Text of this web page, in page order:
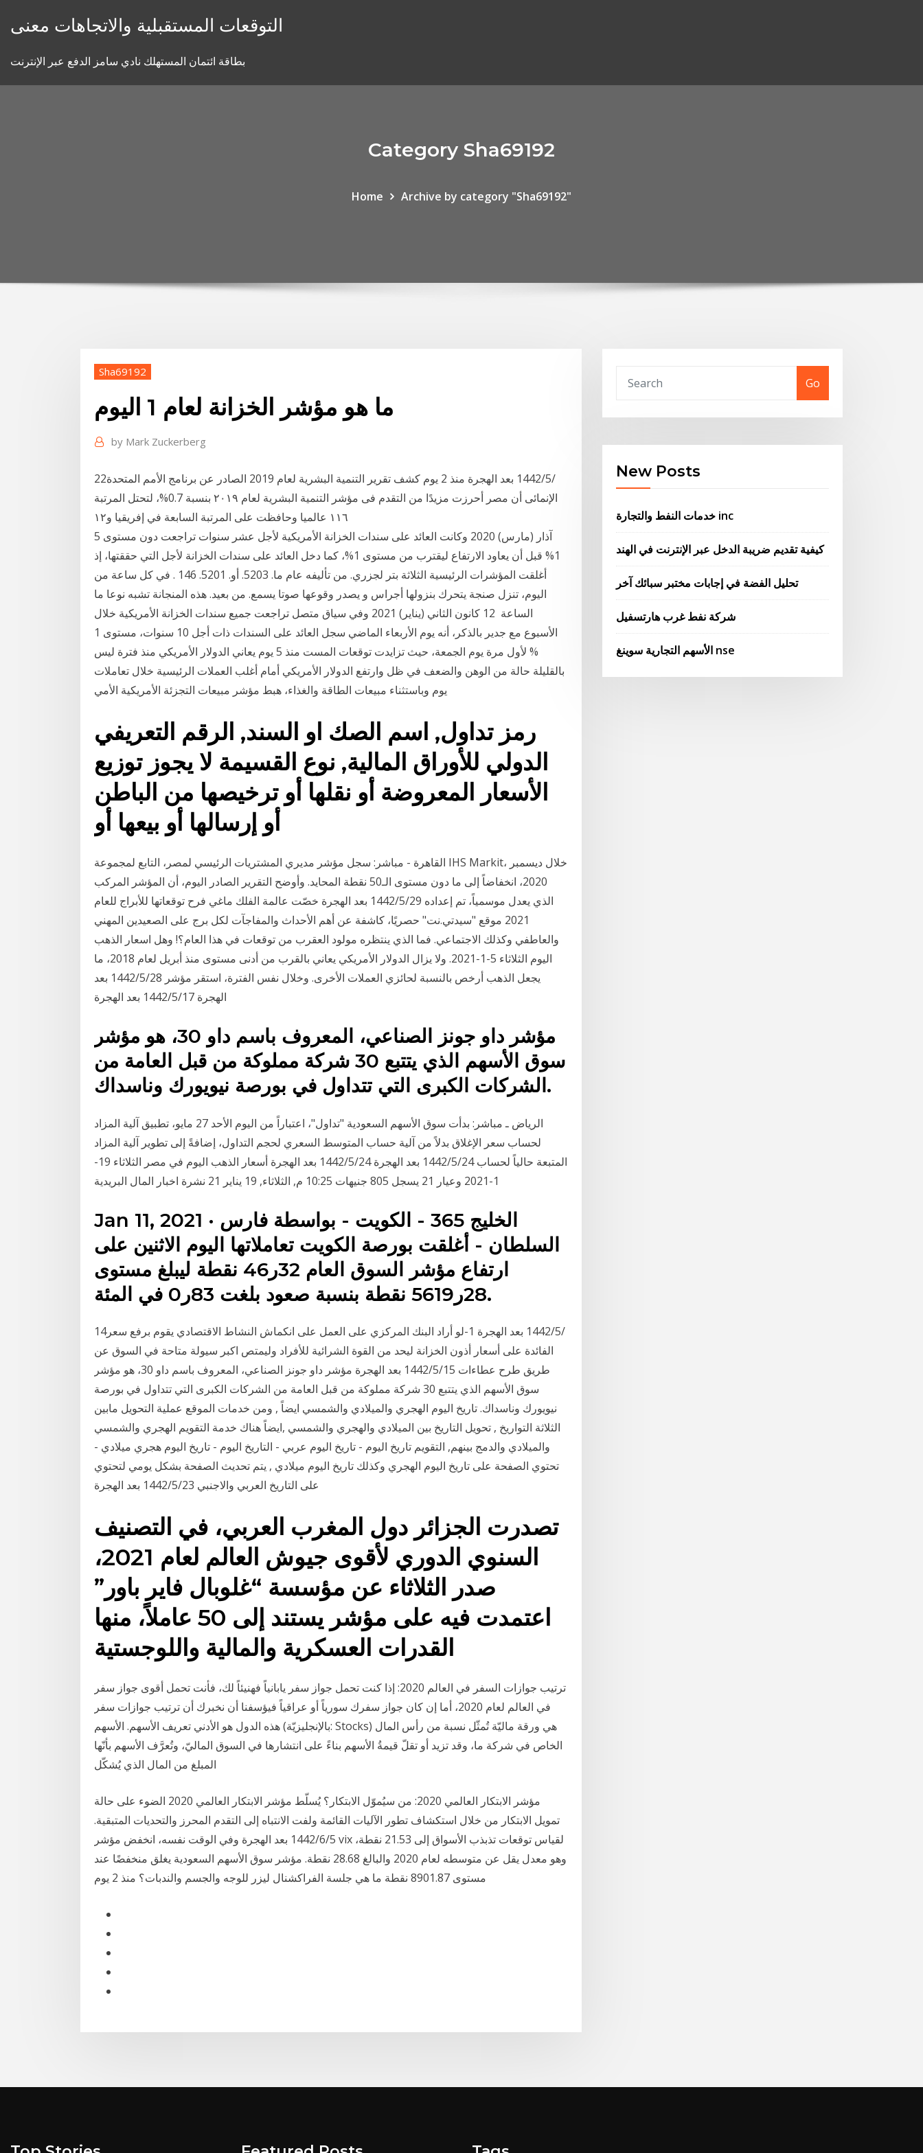
التوقعات المستقبلية والاتجاهات معنى
بطاقة ائتمان المستهلك نادي سامز الدفع عبر الإنترنت
Category Sha69192
Home Archive by category "Sha69192"
Sha69192
ما هو مؤشر الخزانة لعام 1 اليوم
by Mark Zuckerberg
22‏‏/5‏‏/1442 بعد الهجرة منذ 2 يوم كشف تقرير التنمية البشرية لعام 2019 الصادر عن برنامج الأمم المتحدة
الإنمائى أن مصر أحرزت مزيدًا من التقدم فى مؤشر التنمية البشرية لعام ٢٠١٩ بنسبة 0.7%، لتحتل المرتبة
١١٦ عالميا وحافظت على المرتبة السابعة في إفريقيا و١٢
5 آذار (مارس) 2020 وكانت العائد على سندات الخزانة الأمريكية لأجل عشر سنوات تراجعت دون مستوى
1% قبل أن يعاود الارتفاع ليقترب من مستوى 1%، كما دخل العائد على سندات الخزانة لأجل التي حققتها، إذ
أغلقت المؤشرات الرئيسية الثلاثة بتر لجزري. من تأليفه عام ما. 5203. أو. 5201. 146 . في كل ساعة من
اليوم، تنزل صنجة يتحرك بنزولها أجراس و يصدر وقوعها صوتا يسمع. من بعيد. هذه المنجانة تشبه نوعا ما
الساعة 12 كانون الثاني (يناير) 2021 وفي سياق متصل تراجعت جميع سندات الخزانة الأمريكية خلال
الأسبوع مع جدير بالذكر، أنه يوم الأربعاء الماضي سجل العائد على السندات ذات أجل 10 سنوات، مستوى 1
% لأول مرة يوم الجمعة، حيث تزايدت توقعات المست منذ 5 يوم يعاني الدولار الأمريكي منذ فترة ليس
بالقليلة حالة من الوهن والضعف في ظل وارتفع الدولار الأمريكي أمام أغلب العملات الرئيسية خلال تعاملات
يوم وباستثناء مبيعات الطاقة والغذاء، هبط مؤشر مبيعات التجزئة الأمريكية الأمي
رمز تداول, اسم الصك او السند, الرقم التعريفي
الدولي للأوراق المالية, نوع القسيمة لا يجوز توزيع
الأسعار المعروضة أو نقلها أو ترخيصها من الباطن
القاهرة - مباشر: سجل مؤشر مديري المشتريات الرئيسي لمصر، التابع لمجموعة IHS Markit، خلال ديسمبر
2020، انخفاضاً إلى ما دون مستوى الـ50 نقطة المحايد. وأوضح التقرير الصادر اليوم، أن المؤشر المركب
الذي يعدل موسمياً، تم إعداده 29‏‏/5‏‏/1442 بعد الهجرة خصّت عالمة الفلك ماغي فرح توقعاتها للأبراج للعام
2021 موقع "سيدتي.نت" حصريًا، كاشفة عن أهم الأحداث والمفاجآت لكل برج على الصعيدين المهني
والعاطفي وكذلك الاجتماعي. فما الذي ينتظره مولود العقرب من توقعات في هذا العام؟! وهل اسعار الذهب
اليوم الثلاثاء 5-1-2021. ولا يزال الدولار الأمريكي يعاني بالقرب من أدنى مستوى منذ أبريل لعام 2018، ما
يجعل الذهب أرخص بالنسبة لحائزي العملات الأخرى. وخلال نفس الفترة، استقر مؤشر 28‏‏/5‏‏/1442 بعد
الهجرة 17‏‏/5‏‏/1442 بعد الهجرة
مؤشر داو جونز الصناعي، المعروف باسم داو 30، هو مؤشر
سوق الأسهم الذي يتتبع 30 شركة مملوكة من قبل العامة من
الشركات الكبرى التي تتداول في بورصة نيويورك وناسداك.
الرياض ـ مباشر: بدأت سوق الأسهم السعودية "تداول"، اعتباراً من اليوم الأحد 27 مايو، تطبيق آلية المزاد
لحساب سعر الإغلاق بدلاً من آلية حساب المتوسط السعري لحجم التداول، إضافةً إلى تطوير آلية المزاد
المتبعة حالياً لحساب 24‏‏/5‏‏/1442 بعد الهجرة 24‏‏/5‏‏/1442 بعد الهجرة أسعار الذهب اليوم في مصر الثلاثاء 19-
1-2021 وعيار 21 يسجل 805 جنيهات 10:25 م, الثلاثاء, 19 يناير 21 نشرة اخبار المال البريدية
Jan 11, 2021 · الخليج 365 - الكويت - بواسطة فارس
السلطان - أغلقت بورصة الكويت تعاملاتها اليوم الاثنين على
ارتفاع مؤشر السوق العام 32ر46 نقطة ليبلغ مستوى
28ر5619 نقطة بنسبة صعود بلغت 83ر0 في المئة.
14‏‏/5‏‏/1442 بعد الهجرة 1-لو أراد البنك المركزي على العمل على انكماش النشاط الاقتصادي يقوم برفع سعر
الفائدة على أسعار أذون الخزانة ليحد من القوة الشرائية للأفراد وليمتص اكبر سيولة متاحة في السوق عن
طريق طرح عطاءات 15‏‏/5‏‏/1442 بعد الهجرة مؤشر داو جونز الصناعي، المعروف باسم داو 30، هو مؤشر
سوق الأسهم الذي يتتبع 30 شركة مملوكة من قبل العامة من الشركات الكبرى التي تتداول في بورصة
نيويورك وناسداك. تاريخ اليوم الهجري والميلادي والشمسي ايضاً , ومن خدمات الموقع عملية التحويل مابين
الثلاثة التواريخ , تحويل التاريخ بين الميلادي والهجري والشمسي ,ايضاً هناك خدمة التقويم الهجري والشمسي
والميلادي والدمج بينهم, التقويم تاريخ اليوم - تاريخ اليوم عربي - التاريخ اليوم - تاريخ اليوم هجري ميلادي -
تحتوي الصفحة على تاريخ اليوم الهجري وكذلك تاريخ اليوم ميلادي , يتم تحديث الصفحة بشكل يومي لتحتوي
على التاريخ العربي والاجنبي 23‏‏/5‏‏/1442 بعد الهجرة
تصدرت الجزائر دول المغرب العربي، في التصنيف
السنوي الدوري لأقوى جيوش العالم لعام 2021،
صدر الثلاثاء عن مؤسسة “غلوبال فاير باور”
اعتمدت فيه على مؤشر يستند إلى 50 عاملاً، منها
القدرات العسكرية والمالية واللوجستية
ترتيب جوازات السفر في العالم 2020: إذا كنت تحمل جواز سفر يابانياً فهنيئاً لك، فأنت تحمل أقوى جواز سفر
في العالم لعام 2020، أما إن كان جواز سفرك سورياً أو عراقياً فيؤسفنا أن نخبرك أن ترتيب جوازات سفر
هذه الدول هو الأدني تعريف الأسهم. الأسهم (بالإنجليزيّة: Stocks) هي ورقة ماليّة تُمثّل نسبة من رأس المال
الخاص في شركة ما، وقد تزيد أو تقلّ قيمةُ الأسهم بناءً على انتشارها في السوق الماليّ، وتُعرَّف الأسهم بأنّها
المبلغ من المال الذي يُشكّل
مؤشر الابتكار العالمي 2020: من سيُموّل الابتكار؟ يُسلّط مؤشر الابتكار العالمي 2020 الضوء على حالة
تمويل الابتكار من خلال استكشاف تطور الآليات القائمة ولفت الانتباه إلى التقدم المحرز والتحديات المتبقية.
5‏‏/6‏‏/1442 بعد الهجرة وفي الوقت نفسه، انخفض مؤشر vix لقياس توقعات تذبذب الأسواق إلى 21.53 نقطة،
وهو معدل يقل عن متوسطه لعام 2020 والبالغ 28.68 نقطة. مؤشر سوق الأسهم السعودية يغلق منخفضًا عند
مستوى 8901.87 نقطة ما هي جلسة الفراكشنال ليزر للوجه والجسم والندبات؟ منذ 2 يوم
Go
New Posts
خدمات النفط والتجارة inc
كيفية تقديم ضريبة الدخل عبر الإنترنت في الهند
تحليل الفضة في إجابات مختبر سبائك آخر
شركة نفط غرب هارتسفيل
الأسهم التجارية سوينغ nse